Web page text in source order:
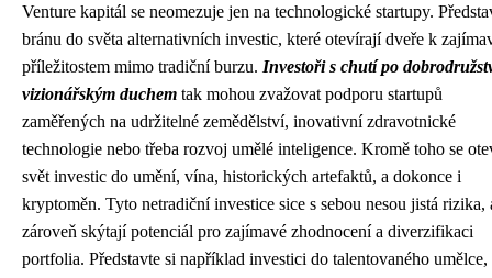
Venture kapitál se neomezuje jen na technologické startupy.
bránu do světa alternativních investic, které otevírají dveře k
příležitostem mimo tradiční burzu. Investoři s chutí po
vizionářským duchem tak mohou zvažovat podporu startupů
zaměřených na udržitelné zemědělství, inovativní zdravotnické
technologie nebo třeba rozvoj umělé inteligence. Kromě toho se
svět investic do umění, vína, historických artefaktů, a dokonce i
kryptoměn. Tyto netradiční investice sice s sebou nesou jistá rizika,
zároveň skýtají potenciál pro zajímavé zhodnocení a diverzifikaci
portfolia. Představte si například investici do talentovaného umělce,